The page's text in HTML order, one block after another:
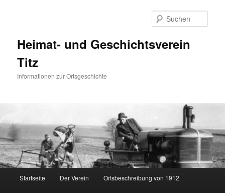
Heimat- und Geschichtsverein
Titz
Informationen zur Ortsgeschichte
Startseite Der Verein Ortsbeschreibung von 1912